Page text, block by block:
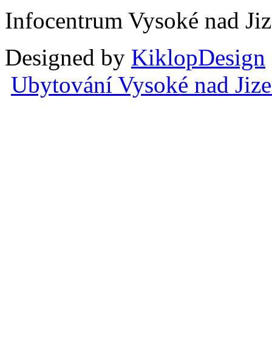
Infocentrum Vysoké nad
Designed by KiklopDesign
Ubytování Vysoké nad